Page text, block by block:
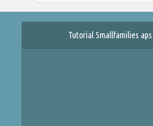
Tutorial Smallfamilies aps